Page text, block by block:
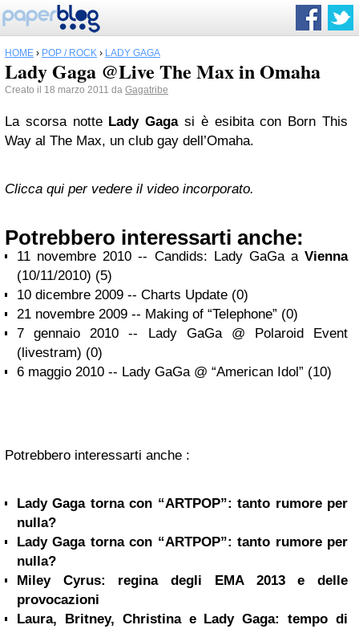
HOME › POP / ROCK › LADY GAGA
Lady Gaga @Live The Max in Omaha
Creato il 18 marzo 2011 da Gagatribe
La scorsa notte Lady Gagasi è esibita con Born This
Way al The Max, un club gay dell’Omaha.
Clicca qui per vedere il video incorporato.
Potrebbero interessarti anche:
11 novembre 2010 -- Candids: Lady GaGa a Vienna
(10/11/2010) (5)
10 dicembre 2009 -- Charts Update (0)
21 novembre 2009 -- Making of “Telephone” (0)
7 gennaio 2010 -- Lady GaGa @ Polaroid Event
(livestram) (0)
6 maggio 2010 -- Lady GaGa @ “American Idol” (10)
Potrebbero interessarti anche :
Lady Gaga torna con “ARTPOP”: tanto rumore per
nulla?
Lady Gaga torna con “ARTPOP”: tanto rumore per
nulla?
Miley Cyrus: regina degli EMA 2013 e delle
provocazioni
Laura, Britney, Christina e Lady Gaga: tempo di